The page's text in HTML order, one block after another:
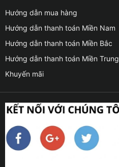
Hướng dẫn mua hàng
Hướng dẫn thanh toán Miền Nam
Hướng dẫn thanh toán Miền Bắc
Hướng dẫn thanh toán Miền Trung
Khuyến mãi